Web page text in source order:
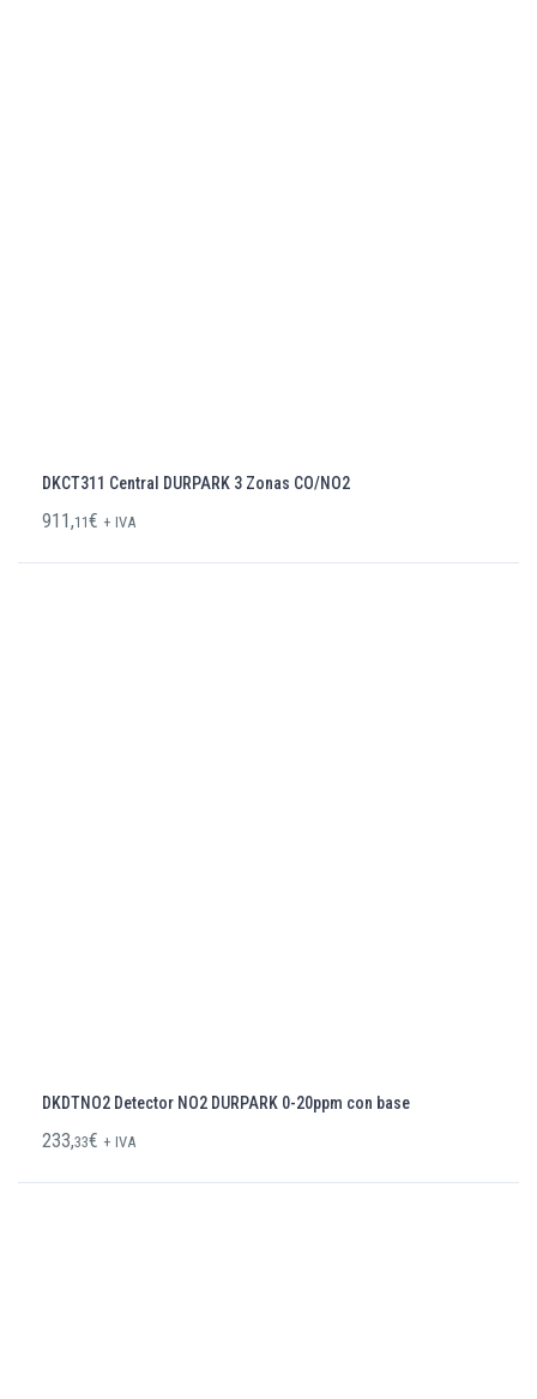
DKCT311 Central DURPARK 3 Zonas CO/NO2
911,11€ + IVA
DKDTNO2 Detector NO2 DURPARK 0-20ppm con base
233,33€ + IVA